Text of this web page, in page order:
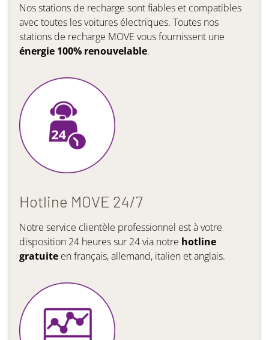
Nos stations de recharge sont fiables et compatibles
avec toutes les voitures électriques. Toutes nos
stations de recharge MOVE vous fournissent une
énergie 100% renouvelable.
Hotline MOVE 24/7
Notre service clientèle professionnel est à votre
disposition 24 heures sur 24 via notre hotline
gratuite en français, allemand, italien et anglais.